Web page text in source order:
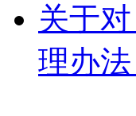
关于
理办